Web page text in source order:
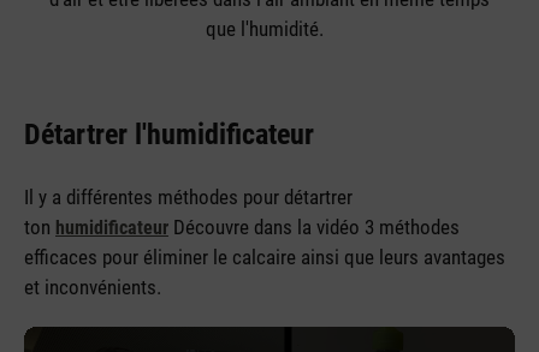
que l'humidité.
Détartrer l'humidificateur
Il y a différentes méthodes pour détartrer
ton humidificateur Découvre dans la vidéo 3 méthodes
efficaces pour éliminer le calcaire ainsi que leurs avantages
et inconvénients.